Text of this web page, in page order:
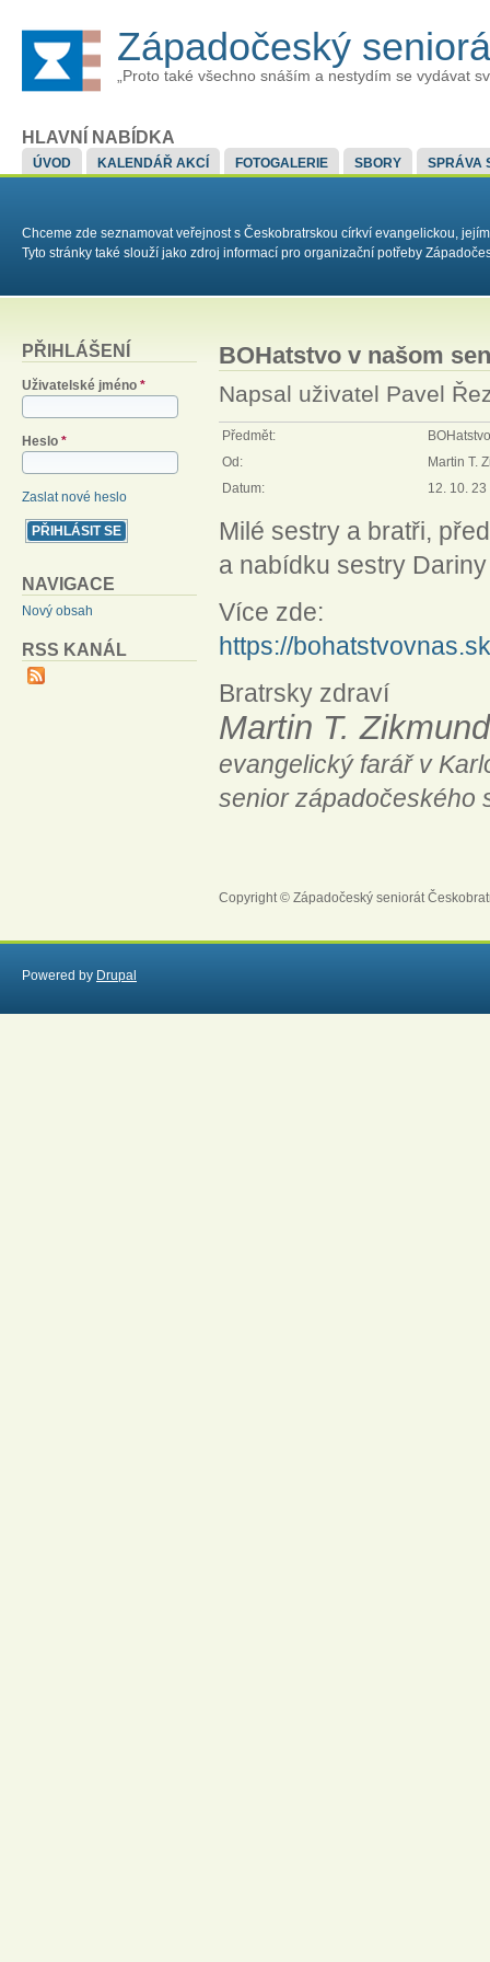
Západočeský
„Proto také všechno snáším a nestydím se vydávat
HLAVNÍ NABÍDKA
ÚVOD KALENDÁŘ AKCÍ FOTOGALERIE SBORY SPRÁVA
Chceme zde seznamovat veřejnost s Českobratrskou církví evangelickou,
Tyto stránky také slouží jako zdroj informací pro organizační potřeby
PŘIHLÁŠENÍ
Uživatelské jméno *
Heslo *
Zaslat nové heslo
NAVIGACE
Nový obsah
RSS KANÁL
BOHatstvo v našom
Napsal uživatel Pavel
Předmět:
Od:
Martin T.
Datum:
12. 10. 23
Milé sestry a bratři,
a nabídku sestry
Více zde:
https://
Bratrsky zdraví
Martin T. Zikmund
evangelický farář v
senior západočeského
Copyright © Západočeský seniorát
Powered by Drupal